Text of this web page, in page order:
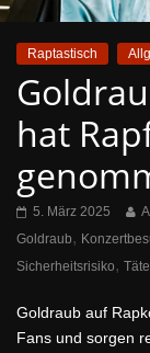
Raptastisch
hat
5. März 2025
Goldraub,
Sicherheitsrisiko,
Goldraub auf
Fans und sorgen